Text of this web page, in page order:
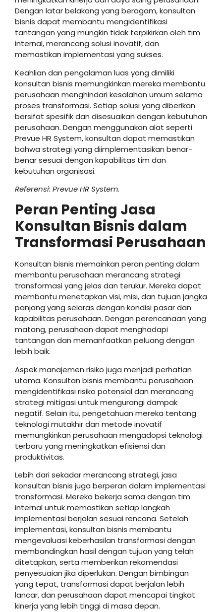
Dengan latar belakang yang beragam, konsultan
bisnis dapat membantu mengidentifikasi
tantangan yang mungkin tidak terpikirkan oleh tim
internal, merancang solusi inovatif, dan
memastikan implementasi yang sukses.
Keahlian dan pengalaman luas yang dimiliki
konsultan bisnis memungkinkan mereka membantu
perusahaan menghindari kesalahan umum selama
proses transformasi. Setiap solusi yang diberikan
bersifat spesifik dan disesuaikan dengan kebutuhan
perusahaan. Dengan menggunakan alat seperti
Prevue HR System, konsultan dapat memastikan
bahwa strategi yang diimplementasikan benar-
benar sesuai dengan kapabilitas tim dan
kebutuhan organisasi.
Referensi: Prevue HR System.
Peran Penting Jasa
Konsultan Bisnis dalam
Transformasi Perusahaan
Konsultan bisnis memainkan peran penting dalam
membantu perusahaan merancang strategi
transformasi yang jelas dan terukur. Mereka dapat
membantu menetapkan visi, misi, dan tujuan jangka
panjang yang selaras dengan kondisi pasar dan
kapabilitas perusahaan. Dengan perencanaan yang
matang, perusahaan dapat menghadapi
tantangan dan memanfaatkan peluang dengan
lebih baik.
Aspek manajemen risiko juga menjadi perhatian
utama. Konsultan bisnis membantu perusahaan
mengidentifikasi risiko potensial dan merancang
strategi mitigasi untuk mengurangi dampak
negatif. Selain itu, pengetahuan mereka tentang
teknologi mutakhir dan metode inovatif
memungkinkan perusahaan mengadopsi teknologi
terbaru yang meningkatkan efisiensi dan
produktivitas.
Lebih dari sekadar merancang strategi, jasa
konsultan bisnis juga berperan dalam implementasi
transformasi. Mereka bekerja sama dengan tim
internal untuk memastikan setiap langkah
implementasi berjalan sesuai rencana. Setelah
implementasi, konsultan bisnis membantu
mengevaluasi keberhasilan transformasi dengan
membandingkan hasil dengan tujuan yang telah
ditetapkan, serta memberikan rekomendasi
penyesuaian jika diperlukan. Dengan bimbingan
yang tepat, transformasi dapat berjalan lebih
lancar, dan perusahaan dapat mencapai tingkat
kinerja yang lebih tinggi di masa depan.